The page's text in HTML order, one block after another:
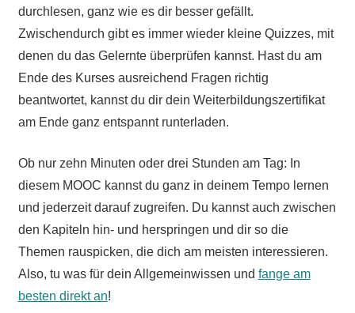
durchlesen, ganz wie es dir besser gefällt.
Zwischendurch gibt es immer wieder kleine Quizzes, mit
denen du das Gelernte überprüfen kannst. Hast du am
Ende des Kurses ausreichend Fragen richtig
beantwortet, kannst du dir dein Weiterbildungszertifikat
am Ende ganz entspannt runterladen.
Ob nur zehn Minuten oder drei Stunden am Tag: In
diesem MOOC kannst du ganz in deinem Tempo lernen
und jederzeit darauf zugreifen. Du kannst auch zwischen
den Kapiteln hin- und herspringen und dir so die
Themen rauspicken, die dich am meisten interessieren.
Also, tu was für dein Allgemeinwissen und fange am
besten direkt an!